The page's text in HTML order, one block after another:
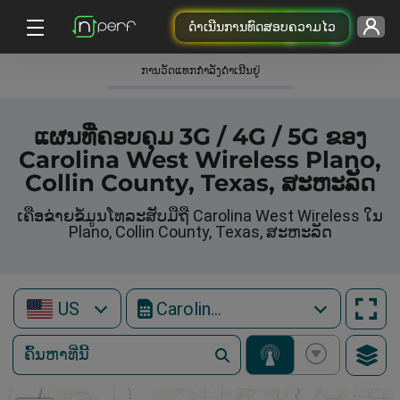
ດຳເນີນການທົດສອບຄວາມໄວ
ການວັດແທກກໍາລັງດໍາເນີນຢູ່
ແຜນທີ່ຄອບຄຸມ 3G / 4G / 5G ຂອງ
Carolina West Wireless Plano,
Collin County, Texas, ສະຫະລັດ
ເຄືອຂ່າຍຂໍ້ມູນໂທລະສັບມືຖື Carolina West Wireless ໃນ
Plano, Collin County, Texas, ສະຫະລັດ
US Carolina West Wireless